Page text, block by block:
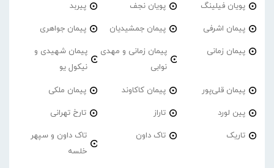
پویان فیلینگ پویان نجف پیربد
پیمان اشرفی پیمان جمشیدیان پیمان جواهری
پیمان زمانی
پیمان زمانی و مهدی
نوابی
پیمان شهیدی و
نیکول یو
پیمان قلی‌پور پیمان کاکاوند پیمان ملکی
پین لورد تاراز تارخ تهرانی
تاریک تاک داون
تاک داون و سپهر
خلسه